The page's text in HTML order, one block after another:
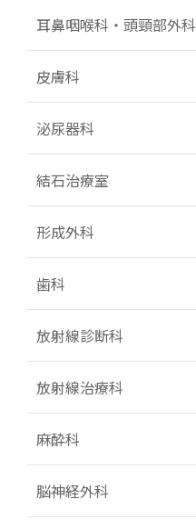
耳鼻咽喉科・頭頸部外科
皮膚科
泌尿器科
結石治療室
形成外科
歯科
放射線診断科
放射線治療科
麻酔科
脳神経外科